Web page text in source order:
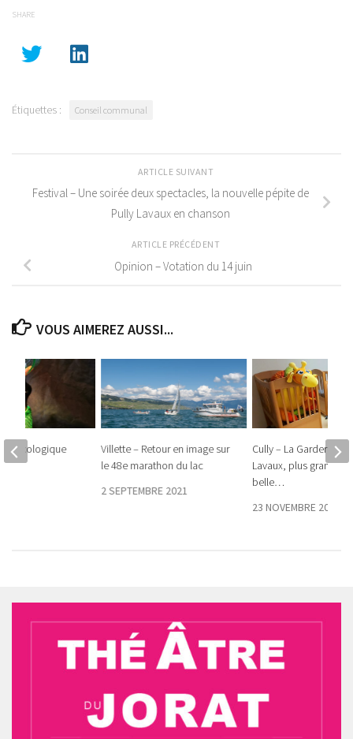
SHARE
Étiquettes : Conseil communal
ARTICLE SUIVANT
Festival – Une soirée deux spectacles, la nouvelle pépite de
Pully Lavaux en chanson
ARTICLE PRÉCÉDENT
Opinion – Votation du 14 juin
VOUS AIMEREZ AUSSI...
Villette – Retour en image sur
le 48e marathon du lac
2 SEPTEMBRE 2021
Cully – La Garderie de
Lavaux, plus grande
belle…
23 NOVEMBRE 2023
écologique